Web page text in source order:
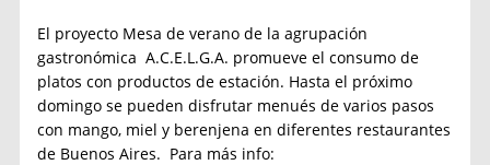
El proyecto Mesa de verano de la agrupación
gastronómica A.C.E.L.G.A. promueve el consumo de
platos con productos de estación. Hasta el próximo
domingo se pueden disfrutar menués de varios pasos
con mango, miel y berenjena en diferentes restaurantes
de Buenos Aires. Para más info: